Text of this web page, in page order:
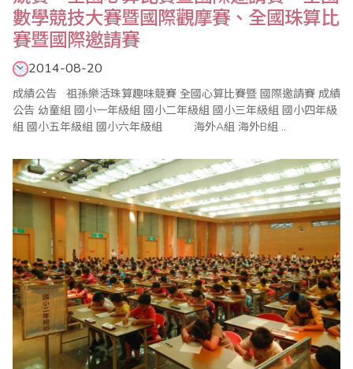
數學競技大賽暨國際觀摩賽、全國珠算比
賽暨國際邀請賽
2014-08-20
成績公告 祖孫樂活珠算趣味競賽 全國心算比賽暨 國際邀請賽 成績
公告 幼童組 國小一年級組 國小二年級組 國小三年級組 國小四年級
組 國小五年級組 國小六年級組 海外A組 海外B組 ..